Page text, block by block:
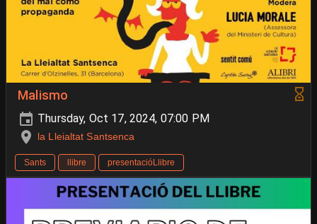
Malismo
Thursday, Oct 17, 2024, 07:00 PM
la Lleialtat Santsenca
Sants llibre presentacióLlibre